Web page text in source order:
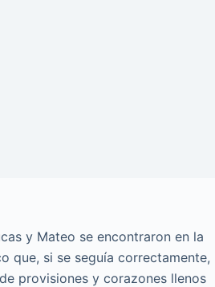
y Mateo se encontraron en la
que, si se seguía correctamente,
provisiones y corazones llenos